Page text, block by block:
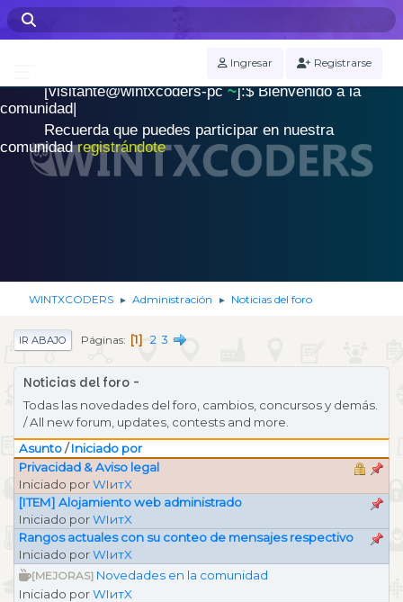
Ingresar Registrarse
WINTXCODERS Terminal
[visitante@wintxcoders-pc~]:$ .
Bienvenido a la
comunidad|
Recuerda que puedes participar en nuestra
comunidadregistrándote
WINTXCODERS ► Administración ► Noticias del foro
IR ABAJO Páginas 1 2 3
Noticias del foro
Todas las novedades del foro, cambios, concursos y demás.
/ All new forum, updates, contests and more.
Asunto/Iniciado por
Privacidad & Aviso legal
Iniciado porWIитX
[ITEM] Alojamiento web administrado
Iniciado porWIитX
Rangos actuales con su conteo de mensajes respectivo
Iniciado porWIитX
[MEJORAS] Novedades en la comunidad
Iniciado porWIитX